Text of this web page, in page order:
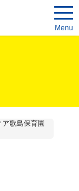
Menu
ア歌島保育園